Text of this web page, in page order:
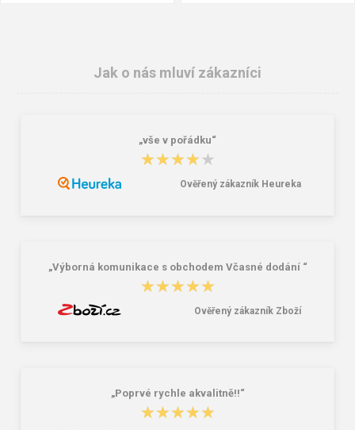
Jak o nás mluví zákazníci
„vše v pořádku“
★★★★★
★★★★★
Ověřený zákazník Heureka
„Výborná komunikace s obchodem Včasné dodání “
★★★★★
★★★★★
Ověřený zákazník Zboží
„Poprvé rychle akvalitně!!“
★★★★★
★★★★★